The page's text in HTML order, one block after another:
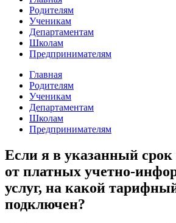
Родителям
Ученикам
Департаментам
Школам
Предпринимателям
Главная
Родителям
Ученикам
Департаментам
Школам
Предпринимателям
Если я в указанный срок
от платных учетно-
услуг, на какой
подключен?